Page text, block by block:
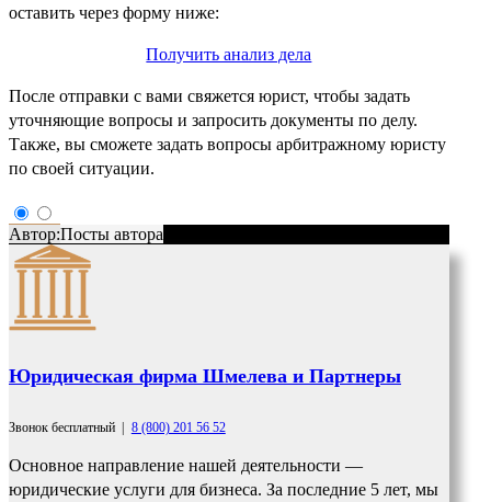
оставить через форму ниже:
Получить анализ дела
После отправки с вами свяжется юрист, чтобы задать
уточняющие вопросы и запросить документы по делу.
Также, вы сможете задать вопросы арбитражному юристу
по своей ситуации.
Автор:Посты автора
Юридическая фирма Шмелева и Партнеры
Звонок бесплатный 8 (800) 201 56 52
Основное направление нашей деятельности —
юридические услуги для бизнеса. За последние 5 лет, мы